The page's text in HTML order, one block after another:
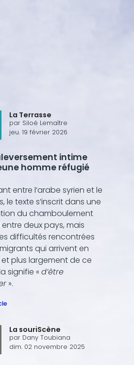
La Terrasse
par Siloé Lemaître
jeu. 19 février 2026
intime
homme réfugié
entre l’arabe syrien et le
le texte s’inscrit dans une
du chamboulement
deux pays, mais
difficultés rencontrées
qui arrivent en
et plus largement de ce
signifie « d’être
».
La souriScène
par Dany Toubiana
dim. 02 novembre 2025